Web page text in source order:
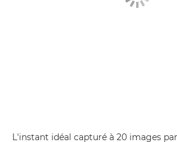
L'instant idéal capturé à 20 images